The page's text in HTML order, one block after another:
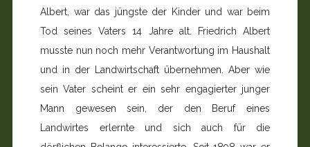
Albert, war das jüngste der Kinder und war beim
Tod seines Vaters 14 Jahre alt. Friedrich Albert
musste nun noch mehr Verantwortung im Haushalt
und in der Landwirtschaft übernehmen. Aber wie
sein Vater scheint er ein sehr engagierter junger
Mann gewesen sein, der den Beruf eines
Landwirtes erlernte und sich auch für die